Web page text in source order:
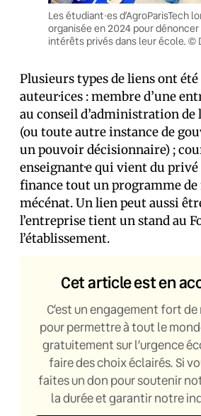
Les étudiant·es d’AgroParisTech
organisée en 2024 pour dénoncer
intérêts privés dans leur école. ©
Plusieurs types de liens ont été
auteur·ices : membre d’une
au conseil d’administration de
(ou toute autre instance de
un pouvoir décisionnaire) ;
enseignant·e qui vient du
finance tout un programme de
mécénat. Un lien peut aussi
l’entreprise tient un stand au
l’établissement.
Cet article est en
C’est un engagement fort
pour permettre à tout le
gratuitement sur l’urgence
faire des choix éclairés. Si
faites un don pour soutenir
la durée et garantir notre